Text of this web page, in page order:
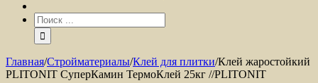
Главная/Стройматериалы/Клей для плитки/Клей жаростойкий
PLITONIT СуперКамин ТермоКлей 25кг //PLITONIT